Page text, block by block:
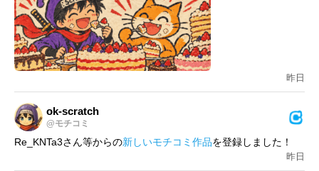
昨日
ok-scratch
@モチコミ
Re_KNTa3さん等からの新しいモチコミ作品を登録しました！
昨日